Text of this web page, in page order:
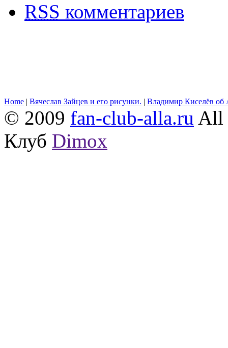
RSS комментариев
Home | Вячеслав Зайцев и его рисунки. | Владимир Киселёв об
© 2009 fan-club-alla.ru All
Клуб Dimox